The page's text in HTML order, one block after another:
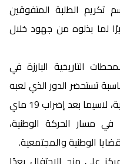
تكريم الطلبة المتفوقين
لما بذلوه من جهود خلال
التاريخية البارزة في
تستحضر الدور الذي لعبه
الطلبة الجزائريون خلال الثورة التحريرية، لاسيما بعد إضراب 19 ماي
في مسار الحركة الوطنية،
الوطنية والمجتمعية.